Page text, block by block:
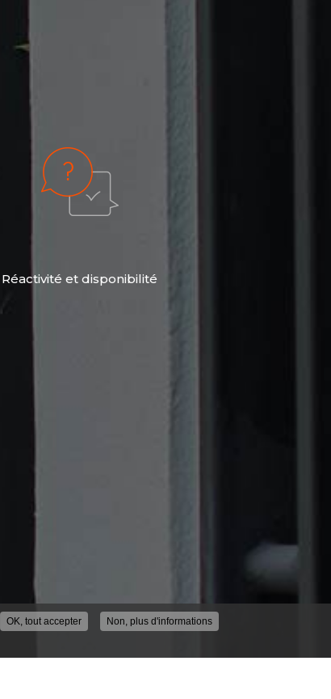
Réactivité et disponibilité
OK, tout accepter Non, plus d'informations